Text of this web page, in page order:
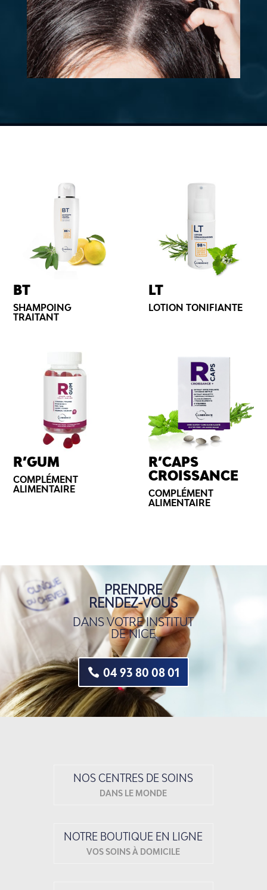
BT
SHAMPOING
TRAITANT
LT
LOTION TONIFIANTE
R’GUM
COMPLÉMENT
ALIMENTAIRE
R’CAPS
CROISSANCE
COMPLÉMENT
ALIMENTAIRE
PRENDRE
RENDEZ-VOUS
DANS VOTRE INSTITUT
DE NICE
04 93 80 08 01
NOS CENTRES DE SOINS
DANS LE MONDE
NOTRE BOUTIQUE EN LIGNE
VOS SOINS À DOMICILE